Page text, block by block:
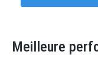
Meilleure